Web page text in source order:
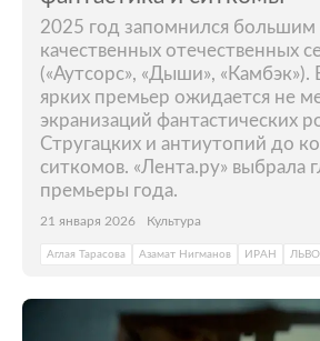
2025 год запомнился большим
качественных отечественных
(«Аутсорс», «Дыши», «Камбэк»).
ярких премьер ожидается не
экранизаций фантастических
Стругацких и антиутопий до
ситкомов. «Лента.ру» выбрала
премьеры года.
21 января 2026 Культура
Аглая Тарасова Азамат Нигманов ИРАН